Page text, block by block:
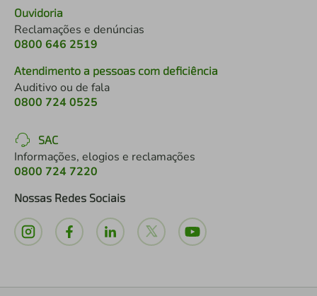
Ouvidoria
Reclamações e denúncias
0800 646 2519
Atendimento a pessoas com deficiência
Auditivo ou de fala
0800 724 0525
SAC
Informações, elogios e reclamações
0800 724 7220
Nossas Redes Sociais